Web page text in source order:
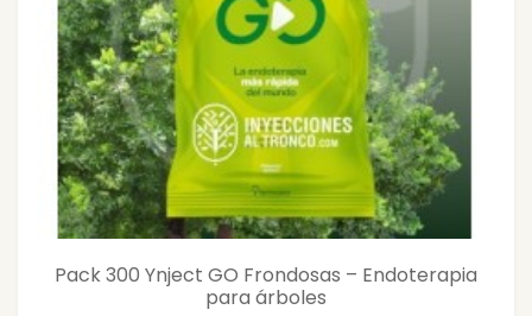
Pack 300 Ynject GO Frondosas – Endoterapia
para árboles